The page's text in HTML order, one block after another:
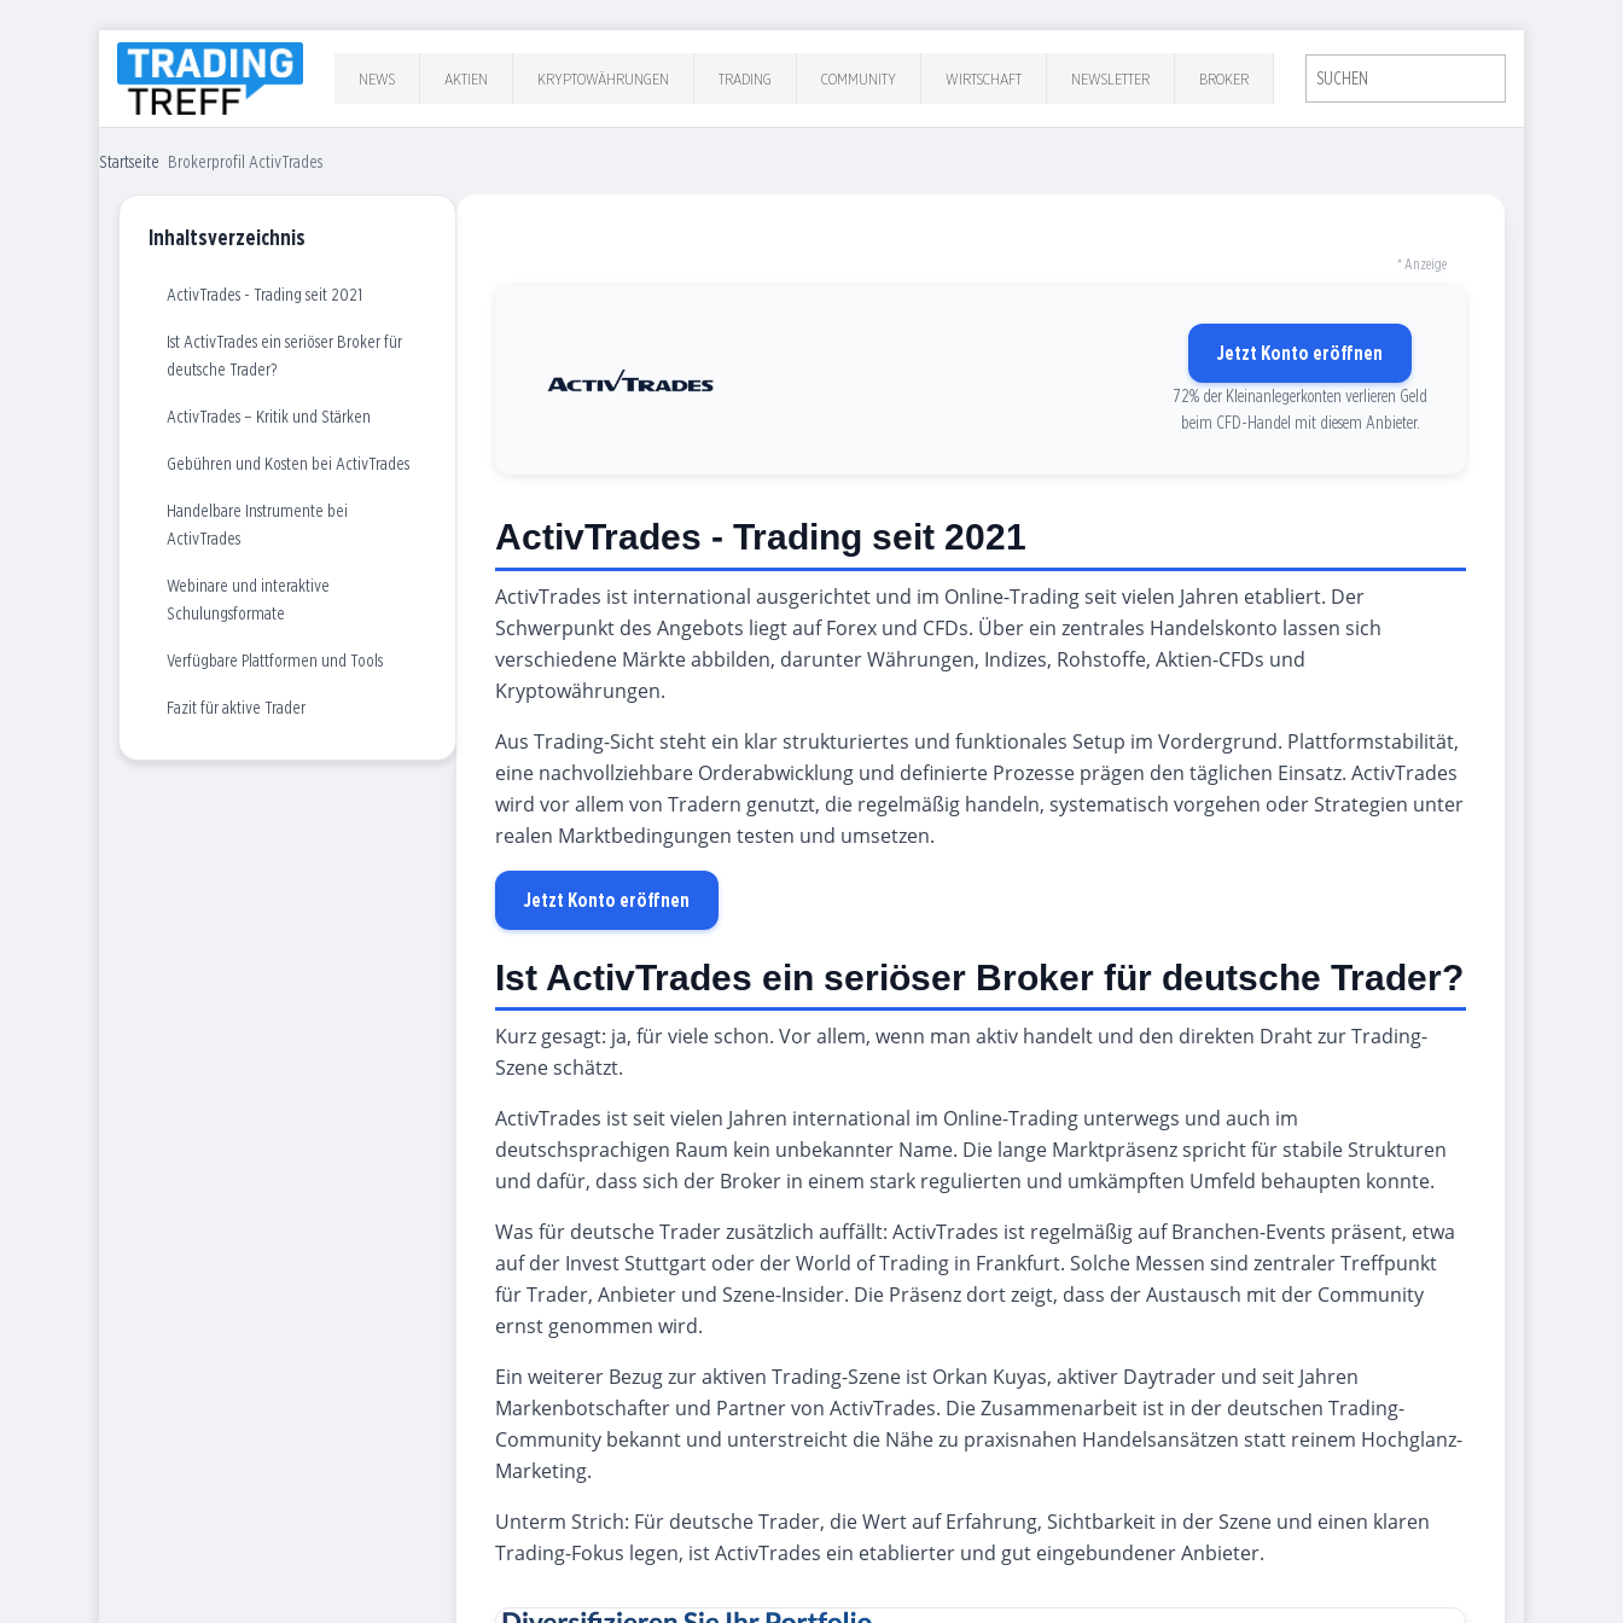
NEWS AKTIEN KRYPTOWÄHRUNGEN TRADING COMMUNITY WIRTSCHAFT NEWSLETTER BROKER
Startseite Brokerprofil ActivTrades
Inhaltsverzeichnis
ActivTrades - Trading seit 2021
Ist ActivTrades ein seriöser Broker für
deutsche Trader?
ActivTrades – Kritik und Stärken
Gebühren und Kosten bei ActivTrades
Handelbare Instrumente bei
ActivTrades
Webinare und interaktive
Schulungsformate
Verfügbare Plattformen und Tools
Fazit für aktive Trader
* Anzeige
Jetzt Konto eröffnen
72% der Kleinanlegerkonten verlieren Geld
beim CFD-Handel mit diesem Anbieter.
ActivTrades - Trading seit 2021
ActivTrades ist international ausgerichtet und im Online-Trading seit vielen Jahren etabliert. Der
Schwerpunkt des Angebots liegt auf Forex und CFDs. Über ein zentrales Handelskonto lassen sich
verschiedene Märkte abbilden, darunter Währungen, Indizes, Rohstoffe, Aktien-CFDs und
Kryptowährungen.
Aus Trading-Sicht steht ein klar strukturiertes und funktionales Setup im Vordergrund. Plattformstabilität,
eine nachvollziehbare Orderabwicklung und definierte Prozesse prägen den täglichen Einsatz. ActivTrades
wird vor allem von Tradern genutzt, die regelmäßig handeln, systematisch vorgehen oder Strategien unter
realen Marktbedingungen testen und umsetzen.
Jetzt Konto eröffnen
Ist ActivTrades ein seriöser Broker für deutsche Trader?
Kurz gesagt: ja, für viele schon. Vor allem, wenn man aktiv handelt und den direkten Draht zur Trading-
Szene schätzt.
ActivTrades ist seit vielen Jahren international im Online-Trading unterwegs und auch im
deutschsprachigen Raum kein unbekannter Name. Die lange Marktpräsenz spricht für stabile Strukturen
und dafür, dass sich der Broker in einem stark regulierten und umkämpften Umfeld behaupten konnte.
Was für deutsche Trader zusätzlich auffällt: ActivTrades ist regelmäßig auf Branchen-Events präsent, etwa
auf der Invest Stuttgart oder der World of Trading in Frankfurt. Solche Messen sind zentraler Treffpunkt
für Trader, Anbieter und Szene-Insider. Die Präsenz dort zeigt, dass der Austausch mit der Community
ernst genommen wird.
Ein weiterer Bezug zur aktiven Trading-Szene ist Orkan Kuyas, aktiver Daytrader und seit Jahren
Markenbotschafter und Partner von ActivTrades. Die Zusammenarbeit ist in der deutschen Trading-
Community bekannt und unterstreicht die Nähe zu praxisnahen Handelsansätzen statt reinem Hochglanz-
Marketing.
Unterm Strich: Für deutsche Trader, die Wert auf Erfahrung, Sichtbarkeit in der Szene und einen klaren
Trading-Fokus legen, ist ActivTrades ein etablierter und gut eingebundener Anbieter.